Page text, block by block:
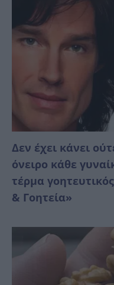
Δεν έχει κάνει
όνειρο κάθε
τέρμα
& Γοητεία»